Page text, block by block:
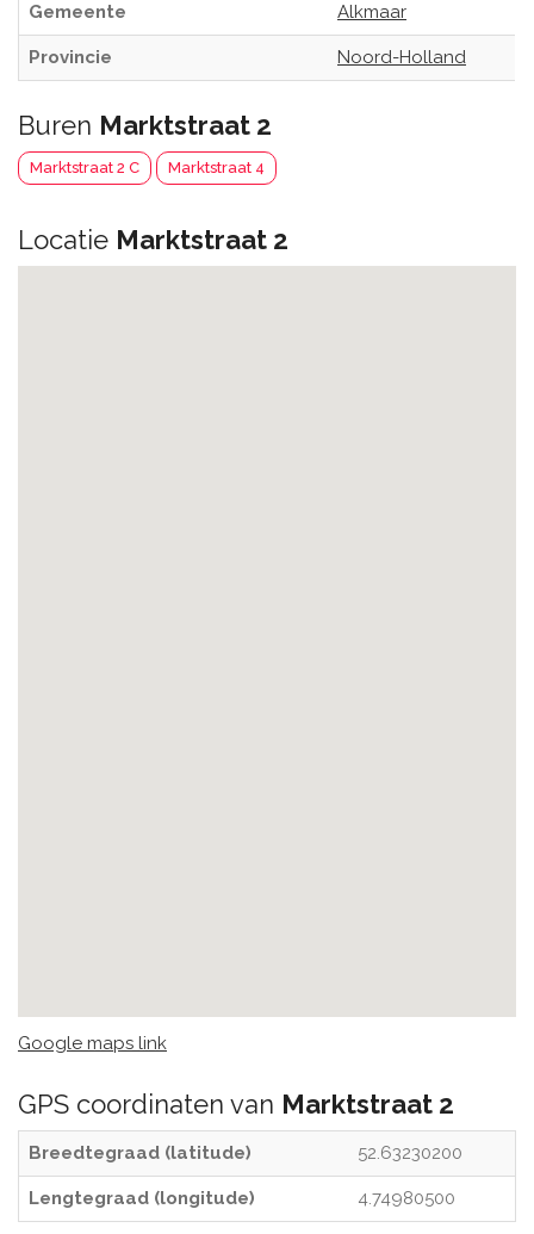
Gemeente Alkmaar
Provincie Noord-Holland
Buren Marktstraat 2
Marktstraat 2 C Marktstraat 4
Locatie Marktstraat 2
Google maps link
GPS coordinaten van Marktstraat 2
Breedtegraad (latitude) 52.63230200
Lengtegraad (longitude) 4.74980500